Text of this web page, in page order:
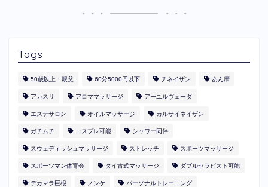
Tags
50歳以上・親父 60分5000円以下 ​チネイザン あん摩
アカスリ アロママッサージ アーユルヴェーダ
エステサロン オイルマッサージ カルサイネイザン
ガチムチ コスプレ可能 シャワー同伴
スウェディッシュマッサージ ストレッチ スポーツマッサージ
スポーツマン体育会 タイ古式マッサージ ダブルセラピスト可能
デカマラ巨根 ノンケ パーソナルトレーニング